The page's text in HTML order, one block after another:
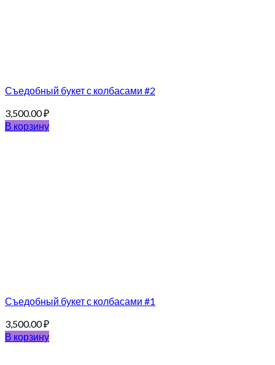
Съедобный букет с колбасами #2
3,500.00₽
В корзину
Съедобный букет с колбасами #1
3,500.00₽
В корзину